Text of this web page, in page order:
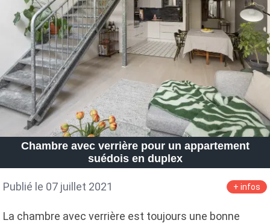
Chambre avec verrière pour un appartement
suédois en duplex
Publié le 07 juillet 2021 + infos
La chambre avec verrière est toujours une bonne